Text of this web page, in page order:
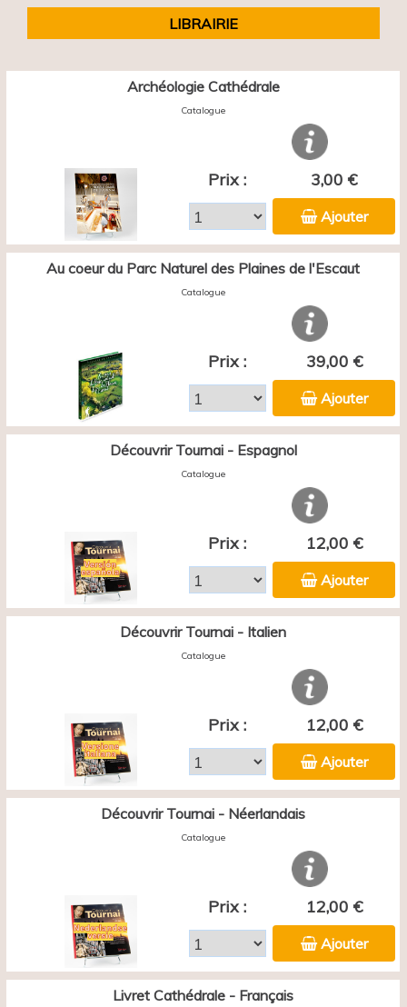
LIBRAIRIE
Archéologie Cathédrale
Catalogue
Prix : 3,00 €
Ajouter
Au coeur du Parc Naturel des Plaines de l'Escaut
Catalogue
Prix : 39,00 €
Ajouter
Découvrir Tournai - Espagnol
Catalogue
Prix : 12,00 €
Ajouter
Découvrir Tournai - Italien
Catalogue
Prix : 12,00 €
Ajouter
Découvrir Tournai - Néerlandais
Catalogue
Prix : 12,00 €
Ajouter
Livret Cathédrale - Français